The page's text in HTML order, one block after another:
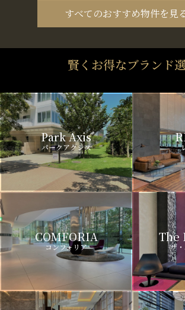
すべてのおすすめ物件を見
賢くお得なブランド
Park Axis
パークアクシス
COMFORIA
コンフォリア
The
ザ